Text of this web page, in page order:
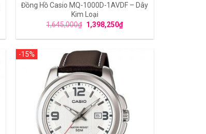
Đồng Hồ Casio MQ-1000D-1AVDF – Dây
Kim Loại
1,645,000₫ 1,398,250₫
-15%